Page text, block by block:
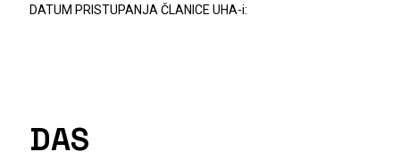
DATUM PRISTUPANJA ČLANICE UHA-i:
DAS